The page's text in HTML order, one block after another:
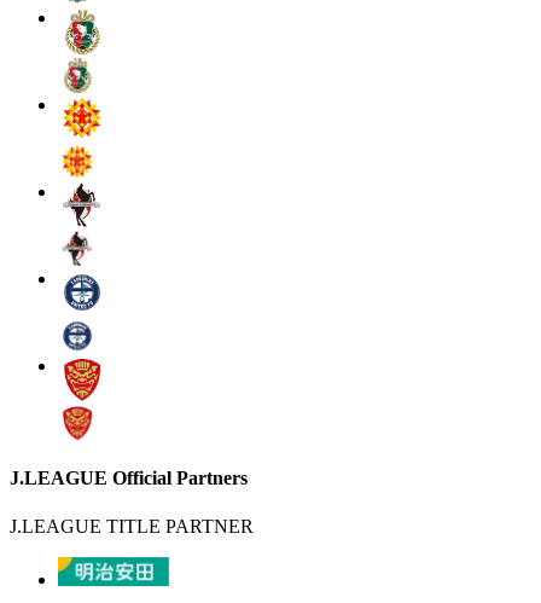
J.LEAGUE Official Partners
J.LEAGUE TITLE PARTNER